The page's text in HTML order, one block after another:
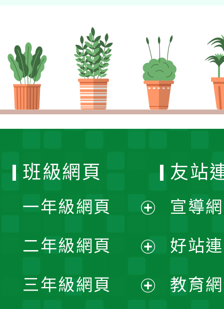
班級網頁
一年級網頁
開
選
二年級網頁
開
三年級網頁
友站
宣導
好站
教育